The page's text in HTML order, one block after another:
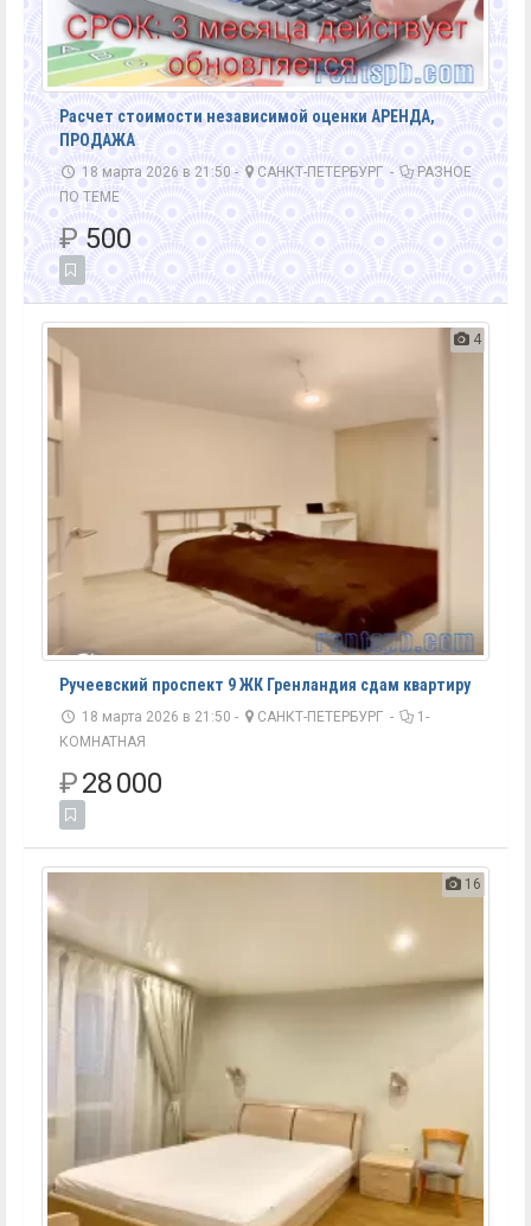
Расчет стоимости независимой оценки АРЕНДА,
ПРОДАЖА
18 марта 2026 в 21:50 - САНКТ-ПЕТЕРБУРГ -
РАЗНОЕ
ПО ТЕМЕ
₽ 500
4
Ручеевский проспект 9 ЖК Гренландия сдам квартиру
18 марта 2026 в 21:50 - САНКТ-ПЕТЕРБУРГ -
1-
КОМНАТНАЯ
₽28 000
16